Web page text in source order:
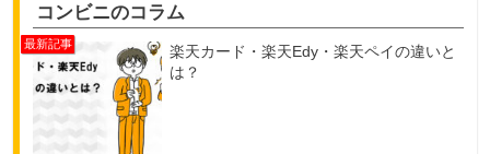
コンビニのコラム
楽天カード・楽天Edy・楽天ペイの違いと
は？